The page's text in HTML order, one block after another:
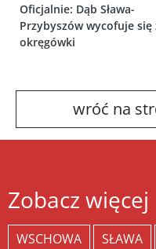
Oficjalnie: Dąb Sława-
Przybyszów wycofuje się
okręgówki
wróć na
Zobacz więcej
WSCHOWA SŁAWA